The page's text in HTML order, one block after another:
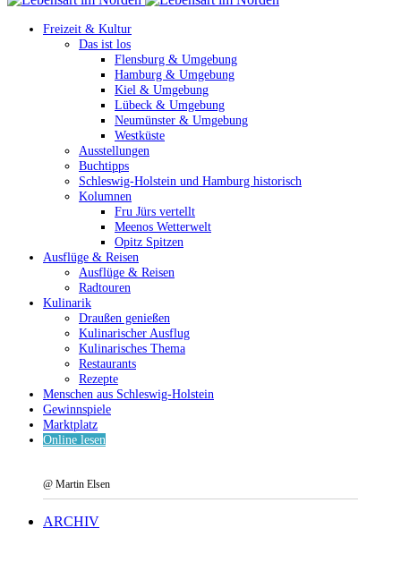
Freizeit & Kultur
Das ist los
Flensburg & Umgebung
Hamburg & Umgebung
Kiel & Umgebung
Lübeck & Umgebung
Neumünster & Umgebung
Westküste
Ausstellungen
Buchtipps
Schleswig-Holstein und Hamburg historisch
Kolumnen
Fru Jürs vertellt
Meenos Wetterwelt
Opitz Spitzen
Ausflüge & Reisen
Ausflüge & Reisen
Radtouren
Kulinarik
Draußen genießen
Kulinarischer Ausflug
Kulinarisches Thema
Restaurants
Rezepte
Menschen aus Schleswig-Holstein
Gewinnspiele
Marktplatz
Online lesen
@ Martin Elsen
ARCHIV